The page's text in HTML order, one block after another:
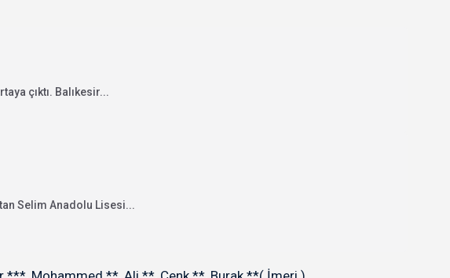
çıktı. Balıkesir...
Selim Anadolu Lisesi...